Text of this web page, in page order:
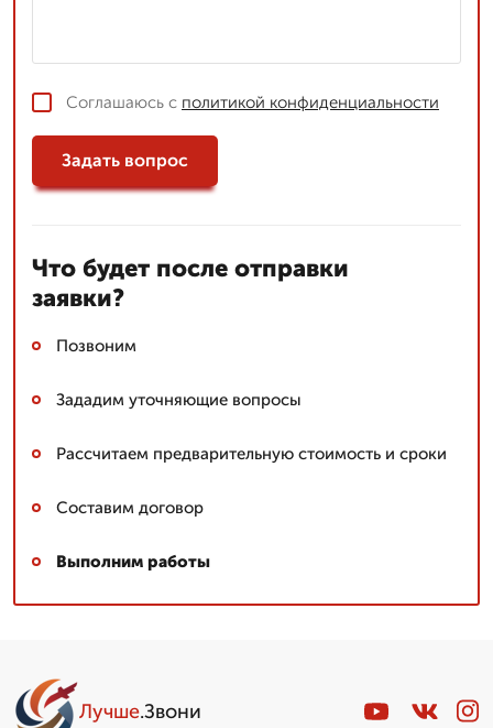
Соглашаюсь с политикой конфиденциальности
Задать вопрос
Что будет после отправки
заявки?
Позвоним
Зададим уточняющие вопросы
Рассчитаем предварительную стоимость и сроки
Составим договор
Выполним работы
Лучше.Звони